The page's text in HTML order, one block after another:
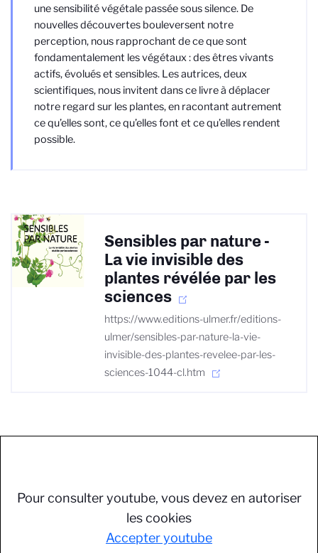
une sensibilité végétale passée sous silence. De
nouvelles découvertes bouleversent notre
perception, nous rapprochant de ce que sont
fondamentalement les végétaux : des êtres vivants
actifs, évolués et sensibles. Les autrices, deux
scientifiques, nous invitent dans ce livre à déplacer
notre regard sur les plantes, en racontant autrement
ce qu’elles sont, ce qu’elles font et ce qu’elles rendent
possible.
Sensibles par nature -
La vie invisible des
plantes révélée par les
sciences
https://www.editions-ulmer.fr/editions-
ulmer/sensibles-par-nature-la-vie-
invisible-des-plantes-revelee-par-les-
sciences-1044-cl.htm
Pour consulter youtube, vous devez en autoriser
les cookies
Accepter youtube